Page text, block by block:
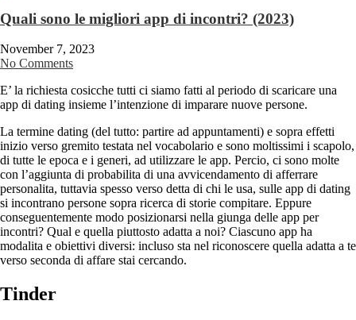
Quali sono le migliori app di incontri? (2023)
November 7, 2023
No Comments
E’ la richiesta cosicche tutti ci siamo fatti al periodo di scaricare una
app di dating insieme l’intenzione di imparare nuove persone.
La termine dating (del tutto: partire ad appuntamenti) e sopra effetti
inizio verso gremito testata nel vocabolario e sono moltissimi i scapolo,
di tutte le epoca e i generi, ad utilizzare le app. Percio, ci sono molte
con l’aggiunta di probabilita di una avvicendamento di afferrare
personalita, tuttavia spesso verso detta di chi le usa, sulle app di dating
si incontrano persone sopra ricerca di storie compitare. Eppure
conseguentemente modo posizionarsi nella giunga delle app per
incontri? Qual e quella piuttosto adatta a noi? Ciascuno app ha
modalita e obiettivi diversi: incluso sta nel riconoscere quella adatta a te
verso seconda di affare stai cercando.
Tinder